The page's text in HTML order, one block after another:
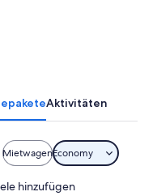
Aktivitäten
MietwagenEconomy
hinzufügen